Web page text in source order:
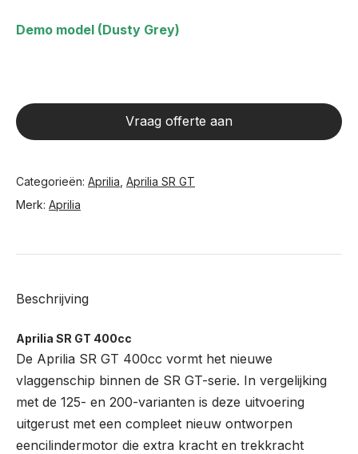
Demo model (Dusty Grey)
Vraag offerte aan
Categorieën: Aprilia Aprilia SR GT
Merk: Aprilia
Beschrijving
Aprilia SR GT 400cc
De Aprilia SR GT 400cc vormt het nieuwe
vlaggenschip binnen de SR GT-serie. In vergelijking
met de 125- en 200-varianten is deze uitvoering
uitgerust met een compleet nieuw ontworpen
eencilindermotor die extra kracht en trekkracht